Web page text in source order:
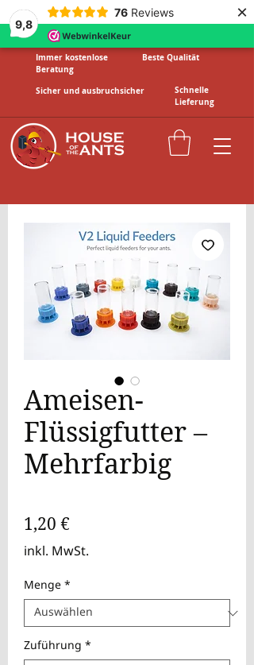
9,8
76 Reviews ×
Immer kostenlose
Beratung
Beste Qualität
Sicher und ausbruchsicher
Schnelle
Lieferung
Ameisen-
Flüssigfutter –
Mehrfarbig
1,20 €
inkl. MwSt.
Menge*
Zuführung*